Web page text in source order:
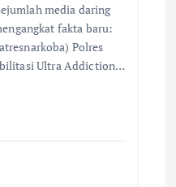
media daring
fakta baru:
Polres
Ultra Addiction…